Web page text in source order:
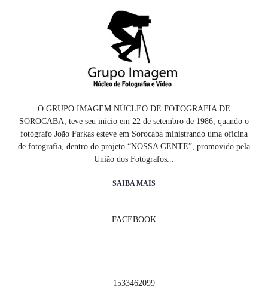
O GRUPO IMAGEM NÚCLEO DE FOTOGRAFIA DE
SOROCABA, teve seu inicio em 22 de setembro de 1986, quando o
fotógrafo João Farkas esteve em Sorocaba ministrando uma oficina
de fotografia, dentro do projeto “NOSSA GENTE”, promovido pela
União dos Fotógrafos...
SAIBA MAIS
FACEBOOK
1533462099